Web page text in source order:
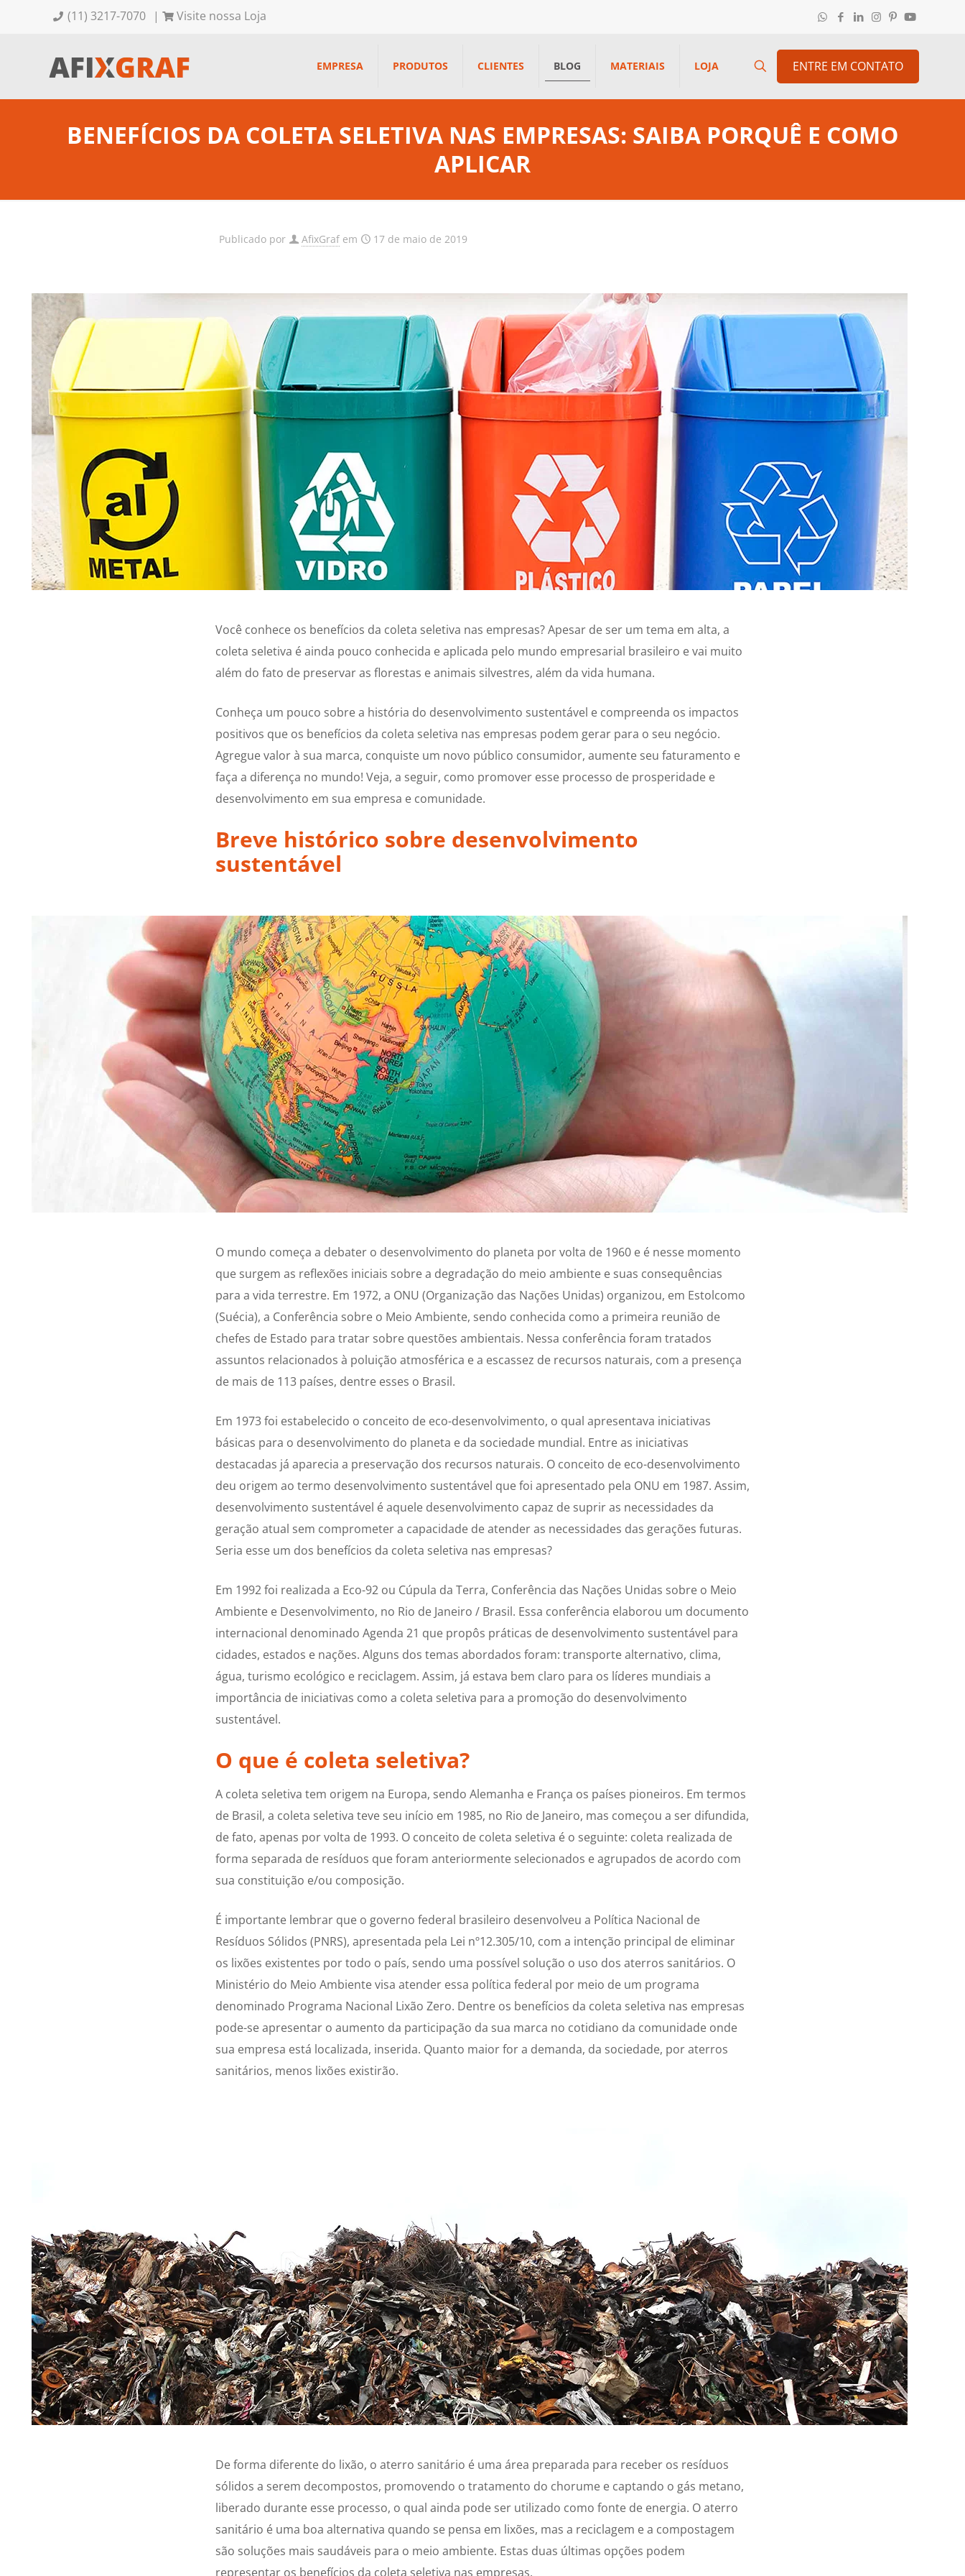
(11) 3217-7070 | Visite nossa Loja
EMPRESA PRODUTOS CLIENTES BLOG MATERIAIS LOJA ENTRE EM CONTATO
BENEFÍCIOS DA COLETA SELETIVA NAS EMPRESAS: SAIBA PORQUÊ E COMO
APLICAR
Publicado por AfixGraf em 17 de maio de 2019
Você conhece os benefícios da coleta seletiva nas empresas? Apesar de ser um tema em alta, a
coleta seletiva é ainda pouco conhecida e aplicada pelo mundo empresarial brasileiro e vai muito
além do fato de preservar as florestas e animais silvestres, além da vida humana.
Conheça um pouco sobre a história do desenvolvimento sustentável e compreenda os impactos
positivos que os benefícios da coleta seletiva nas empresas podem gerar para o seu negócio.
Agregue valor à sua marca, conquiste um novo público consumidor, aumente seu faturamento e
faça a diferença no mundo! Veja, a seguir, como promover esse processo de prosperidade e
desenvolvimento em sua empresa e comunidade.
Breve histórico sobre desenvolvimento
sustentável
O mundo começa a debater o desenvolvimento do planeta por volta de 1960 e é nesse momento
que surgem as reflexões iniciais sobre a degradação do meio ambiente e suas consequências
para a vida terrestre. Em 1972, a ONU (Organização das Nações Unidas) organizou, em Estolcomo
(Suécia), a Conferência sobre o Meio Ambiente, sendo conhecida como a primeira reunião de
chefes de Estado para tratar sobre questões ambientais. Nessa conferência foram tratados
assuntos relacionados à poluição atmosférica e a escassez de recursos naturais, com a presença
de mais de 113 países, dentre esses o Brasil.
Em 1973 foi estabelecido o conceito de eco-desenvolvimento, o qual apresentava iniciativas
básicas para o desenvolvimento do planeta e da sociedade mundial. Entre as iniciativas
destacadas já aparecia a preservação dos recursos naturais. O conceito de eco-desenvolvimento
deu origem ao termo desenvolvimento sustentável que foi apresentado pela ONU em 1987. Assim,
desenvolvimento sustentável é aquele desenvolvimento capaz de suprir as necessidades da
geração atual sem comprometer a capacidade de atender as necessidades das gerações futuras.
Seria esse um dos benefícios da coleta seletiva nas empresas?
Em 1992 foi realizada a Eco-92 ou Cúpula da Terra, Conferência das Nações Unidas sobre o Meio
Ambiente e Desenvolvimento, no Rio de Janeiro / Brasil. Essa conferência elaborou um documento
internacional denominado Agenda 21 que propôs práticas de desenvolvimento sustentável para
cidades, estados e nações. Alguns dos temas abordados foram: transporte alternativo, clima,
água, turismo ecológico e reciclagem. Assim, já estava bem claro para os líderes mundiais a
importância de iniciativas como a coleta seletiva para a promoção do desenvolvimento
sustentável.
O que é coleta seletiva?
A coleta seletiva tem origem na Europa, sendo Alemanha e França os países pioneiros. Em termos
de Brasil, a coleta seletiva teve seu início em 1985, no Rio de Janeiro, mas começou a ser difundida,
de fato, apenas por volta de 1993. O conceito de coleta seletiva é o seguinte: coleta realizada de
forma separada de resíduos que foram anteriormente selecionados e agrupados de acordo com
sua constituição e/ou composição.
É importante lembrar que o governo federal brasileiro desenvolveu a Política Nacional de
Resíduos Sólidos (PNRS), apresentada pela Lei nº12.305/10, com a intenção principal de eliminar
os lixões existentes por todo o país, sendo uma possível solução o uso dos aterros sanitários. O
Ministério do Meio Ambiente visa atender essa política federal por meio de um programa
denominado Programa Nacional Lixão Zero. Dentre os benefícios da coleta seletiva nas empresas
pode-se apresentar o aumento da participação da sua marca no cotidiano da comunidade onde
sua empresa está localizada, inserida. Quanto maior for a demanda, da sociedade, por aterros
sanitários, menos lixões existirão.
De forma diferente do lixão, o aterro sanitário é uma área preparada para receber os resíduos
sólidos a serem decompostos, promovendo o tratamento do chorume e captando o gás metano,
liberado durante esse processo, o qual ainda pode ser utilizado como fonte de energia. O aterro
sanitário é uma boa alternativa quando se pensa em lixões, mas a reciclagem e a compostagem
são soluções mais saudáveis para o meio ambiente. Estas duas últimas opções podem
representar os benefícios da coleta seletiva nas empresas.